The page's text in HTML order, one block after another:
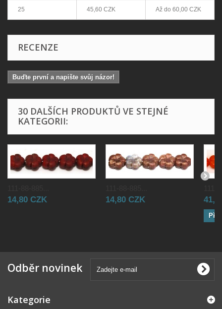
25 45,60 CZK Až do 60,00 CZK
RECENZE
Buďte první a napište svůj názor!
30 DALŠÍCH PRODUKTŮ VE STEJNÉ
KATEGORII:
14,80 CZK 14,80 CZK
Odběr novinek
Kategorie